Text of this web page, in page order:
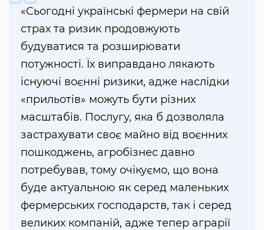
«Сьогодні українські фермери на свій
страх та ризик продовжують
будуватися та розширювати
потужності. Їх виправдано лякають
існуючі воєнні ризики, адже наслідки
«прильотів» можуть бути різних
масштабів. Послугу, яка б дозволяла
застрахувати своє майно від воєнних
пошкоджень, агробізнес давно
потребував, тому очікуємо, що вона
буде актуальною як серед маленьких
фермерських господарств, так і серед
великих компаній, адже тепер аграрії